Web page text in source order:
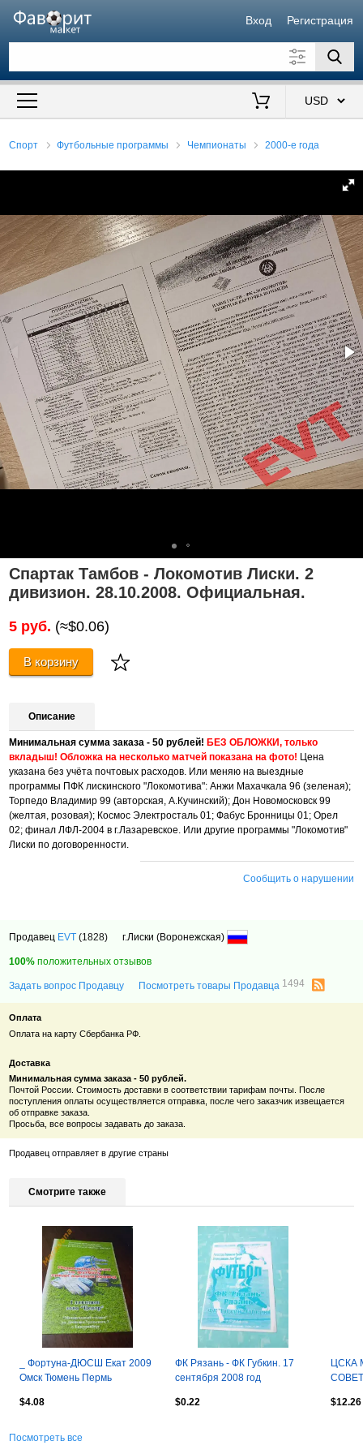
Вход Регистрация
Искать также в описании
Спорт Футбольные программы Чемпионаты 2000-е года
Спартак Тамбов - Локомотив Лиски. 2
дивизион. 28.10.2008. Официальная.
5 руб. (≈$0.06)
В корзину
Описание
Минимальная сумма заказа - 50 рублей! БЕЗ ОБЛОЖКИ, только
вкладыш! Обложка на несколько матчей показана на фото! Цена
указана без учёта почтовых расходов. Или меняю на выездные
программы ПФК лискинского "Локомотива": Анжи Махачкала 96 (зеленая);
Торпедо Владимир 99 (авторская, А.Кучинский); Дон Новомосковск 99
(желтая, розовая); Космос Электросталь 01; Фабус Бронницы 01; Орел
02; финал ЛФЛ-2004 в г.Лазаревское. Или другие программы "Локомотив"
Лиски по договоренности.
Сообщить о нарушении
Продавец EVT (1828) г.Лиски (Воронежская)
100% положительных отзывов
Задать вопрос Продавцу Посмотреть товары Продавца 1494
Оплата
Оплата на карту Сбербанка РФ.
Доставка
Минимальная сумма заказа - 50 рублей.
Почтой России. Стоимость доставки в соответствии тарифам почты. После
поступления оплаты осуществляется отправка, после чего заказчик извещается
об отправке заказа.
Просьба, все вопросы задавать до заказа.
Продавец отправляет в другие страны
Смотрите также
_ Фортуна-ДЮСШ Екат 2009
Омск Тюмень Пермь
Бузулук женщины
$4.08
ФК Рязань - ФК Губкин. 17
сентября 2008 год
$0.22
ЦСКА
$12.26
Посмотреть все